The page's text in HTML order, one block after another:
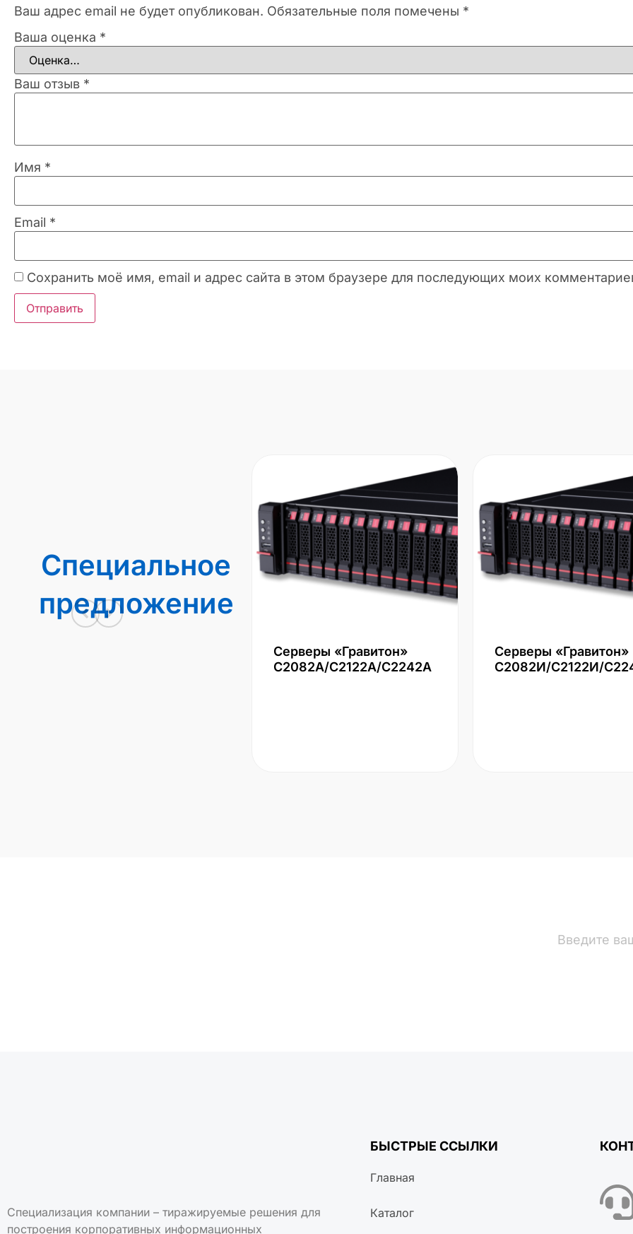
Ваш адрес email не будет опубликован. Обязательные поля помечены *
Ваша оценка *
Ваш отзыв *
Имя *
Email *
Сохранить моё имя, email и адрес сайта в этом браузере для последующих моих
Специальное
предложение
Серверы «Гравитон»
С2082А/С2122А/С2242А
Серверы «Гравитон»
С2082И/С2122И/
Специализация компании – тиражируемые решения для
построения корпоративных информационных
БЫСТРЫЕ ССЫЛКИ
Главная
Каталог